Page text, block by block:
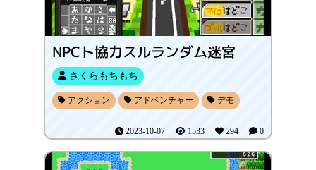
NPCト協力スルランダム迷宮
さくらもちもち
アクション アドベンチャー デモ
2023-10-07 1533 294 0